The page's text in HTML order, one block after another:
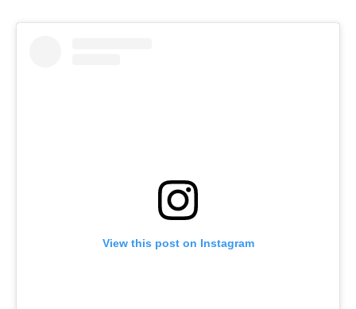
View this post on Instagram